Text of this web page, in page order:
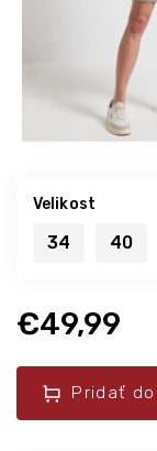
€49,99
Pridať
Velikost
34 40